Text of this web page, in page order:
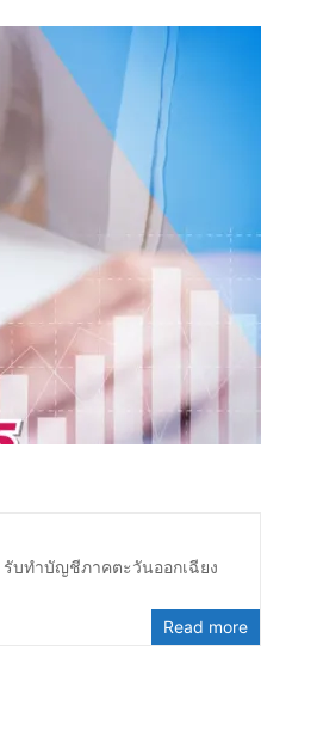
รับทำบัญชีภาคตะวันออกเฉียง
Read more